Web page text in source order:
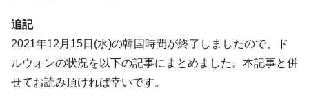
『Money1』
『Money1』
韓国型イージス搭載の次世代駆逐艦
『Money1』
【対日本円】ウォン安が急進！ 日米の協調
に韓国がいっちょがみしたのでは。
追記
2021年12月15日(水)の韓国時間が終了しましたので、ド
ルウォンの状況を以下の記事にまとめました。本記事と併
せてお読み頂ければ幸いです。